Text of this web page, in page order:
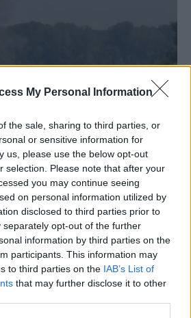
My Personal Information
the sale, sharing to third parties, or
or sensitive information for
us, please use the below opt-out
selection. Please note that after your
you may continue seeing
on personal information utilized by
disclosed to third parties prior to
separately opt-out of the further
information by third parties on the
participants. This information may
to third parties on the IAB’s List of
that may further disclose it to other
Rendőrség azt
ne
a Román
– hírmix
sziklát akart a
a hadsereg,